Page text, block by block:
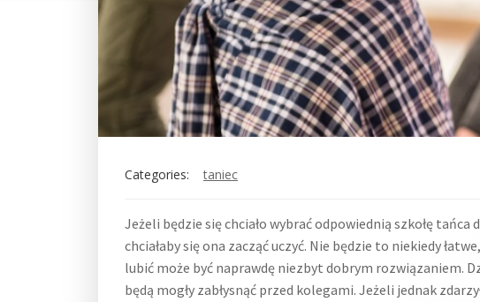
Categories: taniec
Jeżeli będzie się chciało wybrać odpowiednią szkołę
chciałaby się ona zacząć uczyć. Nie będzie to niekiedy
lubić może być naprawdę niezbyt dobrym rozwiązaniem.
będą mogły zabłysnąć przed kolegami. Jeżeli jednak